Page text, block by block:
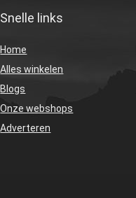
Snelle links
Home
Alles winkelen
Blogs
Onze webshops
Adverteren